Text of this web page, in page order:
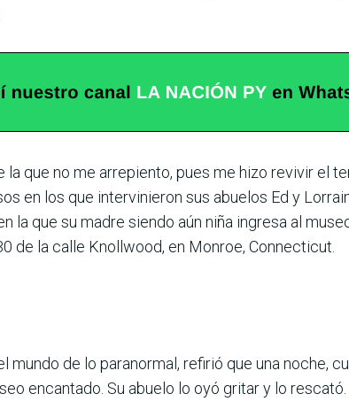
que no me arrepiento, pues me hizo revivir el
en los que intervinieron sus abuelos Ed y
la que su madre siendo aún niña ingresa al
de la calle Knollwood, en Monroe, Connecticut.
de lo paranormal, refirió que una noche,
encantado. Su abuelo lo oyó gritar y lo rescató.